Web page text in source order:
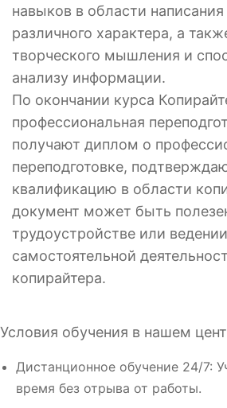
навыков в области написания
различного характера, а
творческого мышления и
анализу информации.
По окончании курса
профессиональная
получают диплом о
переподготовке,
квалификацию в области
документ может быть
трудоустройстве или ведении
самостоятельной
копирайтера.
Условия обучения в нашем
Дистанционное обучение 24/7:
время без отрыва от работы.